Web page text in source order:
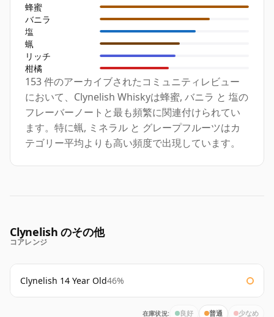
蜂蜜
バニラ
塩
蝋
リッチ
柑橘
153 件のアーカイブされたコミュニティレビュー
において、Clynelish Whiskyは蜂蜜, バニラ と 塩の
フレーバーノートと最も頻繁に関連付けられてい
ます。特に蝋, ミネラル と グレープフルーツはカ
テゴリー平均よりも高い頻度で出現しています。
Clynelish のその他
コアレンジ
Clynelish 14 Year Old46%
在庫状況: 良好 普通 少なめ